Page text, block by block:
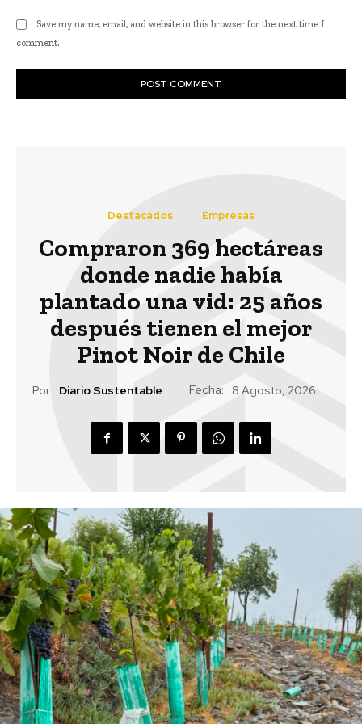
Save my name, email, and website in this browser for the next time I
comment.